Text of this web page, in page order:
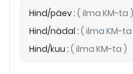
Hind/päev: ( ilma KM-ta )
Hind/nädal : ( ilma KM-ta
Hind/kuu : ( ilma KM-ta )